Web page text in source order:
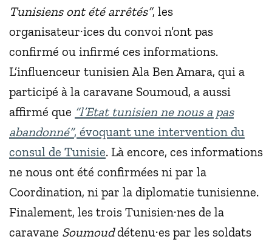
Tunisiens ont été arrêtés”, les
organisateur·ices du convoi n’ont pas
confirmé ou infirmé ces informations.
L’influenceur tunisien Ala Ben Amara, qui a
participé à la caravane Soumoud, a aussi
affirmé que “l’Etat tunisien ne nous a pas
abandonné”, évoquant une intervention du
consul de Tunisie. Là encore, ces informations
ne nous ont été confirmées ni par la
Coordination, ni par la diplomatie tunisienne.
Finalement, les trois Tunisien·nes de la
caravane Soumouddétenu·es par les soldats